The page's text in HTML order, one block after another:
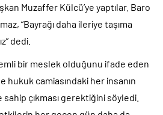
Muzaffer Külcü’ye yaptılar. Baro
“Bayrağı daha ileriye taşıma
dedi.
bir meslek olduğunu ifade eden
hukuk camiasındaki her insanın
çıkması gerektiğini söyledi.